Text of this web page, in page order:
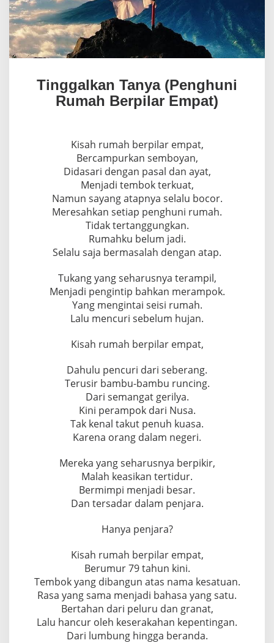
Tinggalkan Tanya (Penghuni
Rumah Berpilar Empat)
Kisah rumah berpilar empat,
Bercampurkan semboyan,
Didasari dengan pasal dan ayat,
Menjadi tembok terkuat,
Namun sayang atapnya selalu bocor.
Meresahkan setiap penghuni rumah.
Tidak tertanggungkan.
Rumahku belum jadi.
Selalu saja bermasalah dengan atap.
Tukang yang seharusnya terampil,
Menjadi pengintip bahkan merampok.
Yang mengintai seisi rumah.
Lalu mencuri sebelum hujan.
Kisah rumah berpilar empat,
Dahulu pencuri dari seberang.
Terusir bambu-bambu runcing.
Dari semangat gerilya.
Kini perampok dari Nusa.
Tak kenal takut penuh kuasa.
Karena orang dalam negeri.
Mereka yang seharusnya berpikir,
Malah keasikan tertidur.
Bermimpi menjadi besar.
Dan tersadar dalam penjara.
Hanya penjara?
Kisah rumah berpilar empat,
Berumur 79 tahun kini.
Tembok yang dibangun atas nama kesatuan.
Rasa yang sama menjadi bahasa yang satu.
Bertahan dari peluru dan granat,
Lalu hancur oleh keserakahan kepentingan.
Dari lumbung hingga beranda.